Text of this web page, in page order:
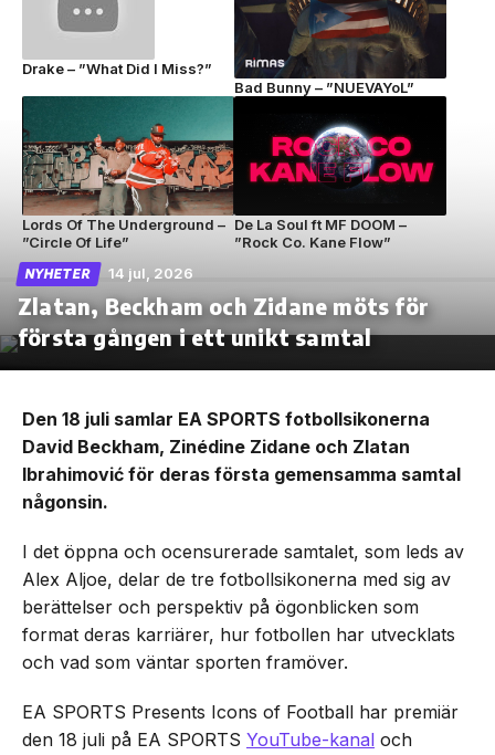
Drake – ”What Did I Miss?”
Bad Bunny – ”NUEVAYoL”
Lords Of The Underground –
”Circle Of Life”
De La Soul ft MF DOOM –
”Rock Co. Kane Flow”
NYHETER 14 jul, 2026
Zlatan, Beckham och Zidane möts för
första gången i ett unikt samtal
Den 18 juli samlar EA SPORTS fotbollsikonerna
David Beckham, Zinédine Zidane och Zlatan
Ibrahimović för deras första gemensamma samtal
någonsin.
I det öppna och ocensurerade samtalet, som leds av
Alex Aljoe, delar de tre fotbollsikonerna med sig av
berättelser och perspektiv på ögonblicken som
format deras karriärer, hur fotbollen har utvecklats
och vad som väntar sporten framöver.
EA SPORTS Presents Icons of Football har premiär
den 18 juli på EA SPORTS YouTube-kanal och